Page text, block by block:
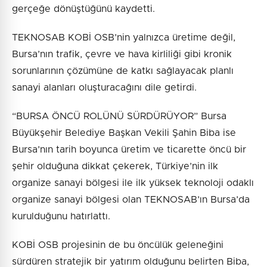
gerçeğe dönüştüğünü kaydetti.
TEKNOSAB KOBİ OSB’nin yalnızca üretime değil,
Bursa’nın trafik, çevre ve hava kirliliği gibi kronik
sorunlarının çözümüne de katkı sağlayacak planlı
sanayi alanları oluşturacağını dile getirdi.
“BURSA ÖNCÜ ROLÜNÜ SÜRDÜRÜYOR” Bursa
Büyükşehir Belediye Başkan Vekili Şahin Biba ise
Bursa’nın tarih boyunca üretim ve ticarette öncü bir
şehir olduğuna dikkat çekerek, Türkiye’nin ilk
organize sanayi bölgesi ile ilk yüksek teknoloji odaklı
organize sanayi bölgesi olan TEKNOSAB’ın Bursa’da
kurulduğunu hatırlattı.
KOBİ OSB projesinin de bu öncülük geleneğini
sürdüren stratejik bir yatırım olduğunu belirten Biba,